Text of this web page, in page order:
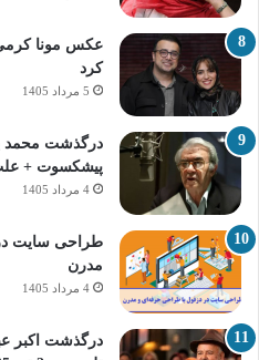
عکس مونا
کرد
5 مرداد 1405
درگذشت محمد
پیشکسوت +
4 مرداد 1405
طراحی سایت
مدرن
4 مرداد 1405
درگذشت اکبر